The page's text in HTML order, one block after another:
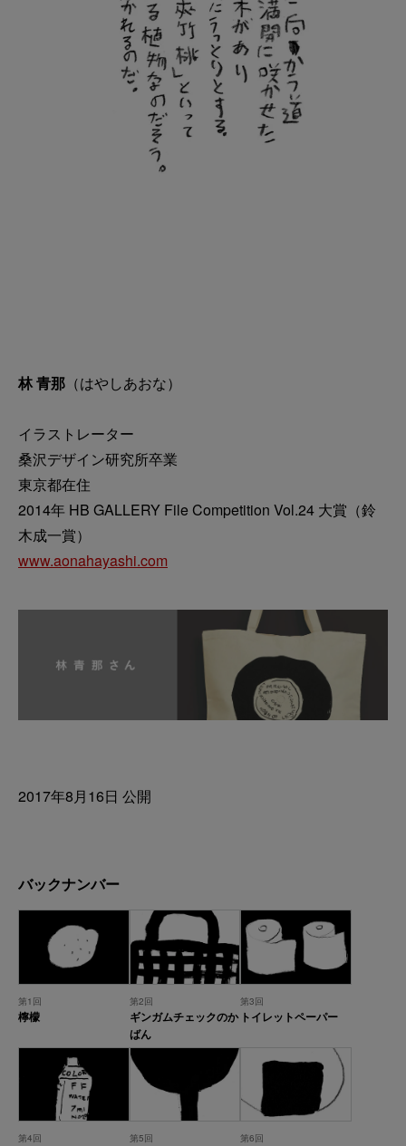
林 青那 （はやしあおな）
イラストレーター
桑沢デザイン研究所卒業
東京都在住
2014年 HB GALLERY File Competition Vol.24 大賞（鈴
木成一賞）
www.aonahayashi.com
2017年8月16日 公開
バックナンバー
第1回
檸檬
第2回
ギンガムチェックのか
ばん
第3回
トイレットペーパー
第4回 第5回 第6回